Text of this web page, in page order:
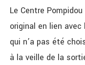
Le Centre
original en lien
qui n’a pas été
à la veille de la